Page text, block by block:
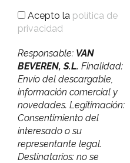
Acepto la política de
privacidad
Responsable: VAN
BEVEREN, S.L. Finalidad:
Envío del descargable,
información comercial y
novedades. Legitimación:
Consentimiento del
interesado o su
representante legal.
Destinatarios: no se